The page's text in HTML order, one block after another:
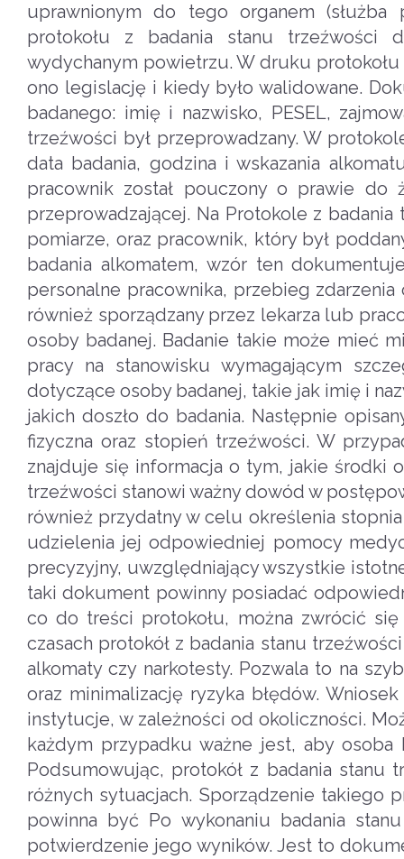
uprawnionym do tego organem
protokołu z badania stanu trzeźwości
wydychanym powietrzu. W druku protokołu
ono legislację i kiedy było walidowane.
badanego: imię i nazwisko, PESEL,
trzeźwości był przeprowadzany. W
data badania, godzina i wskazania
pracownik został pouczony o prawie do
przeprowadzającej. Na Protokole z
pomiarze, oraz pracownik, który był
badania alkomatem, wzór ten
personalne pracownika, przebieg
również sporządzany przez lekarza lub
osoby badanej. Badanie takie może mieć
pracy na stanowisku wymagającym
dotyczące osoby badanej, takie jak imię i
jakich doszło do badania. Następnie
fizyczna oraz stopień trzeźwości. W
znajduje się informacja o tym, jakie środki
trzeźwości stanowi ważny dowód w
również przydatny w celu określenia
udzielenia jej odpowiedniej pomocy
precyzyjny, uwzględniający wszystkie
taki dokument powinny posiadać
co do treści protokołu, można zwrócić
czasach protokół z badania stanu
alkomaty czy narkotesty. Pozwala to na
oraz minimalizację ryzyka błędów.
instytucje, w zależności od okoliczności.
każdym przypadku ważne jest, aby osoba
Podsumowując, protokół z badania
różnych sytuacjach. Sporządzenie takiego
powinna być Po wykonaniu badania
potwierdzenie jego wyników. Jest to